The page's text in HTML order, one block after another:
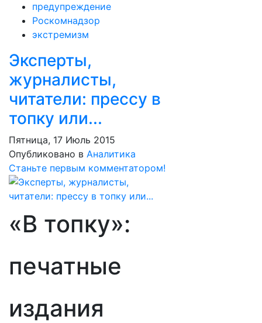
предупреждение
Роскомнадзор
экстремизм
Эксперты,
журналисты,
читатели: прессу в
топку или...
Пятница, 17 Июль 2015
Опубликовано в Аналитика
Станьте первым комментатором!
«В топку»:
печатные
издания